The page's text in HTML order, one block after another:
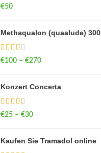
€50
Methaqualon (quaalude) 300
€100 – €270
Konzert Concerta
€25 – €30
Kaufen Sie Tramadol online